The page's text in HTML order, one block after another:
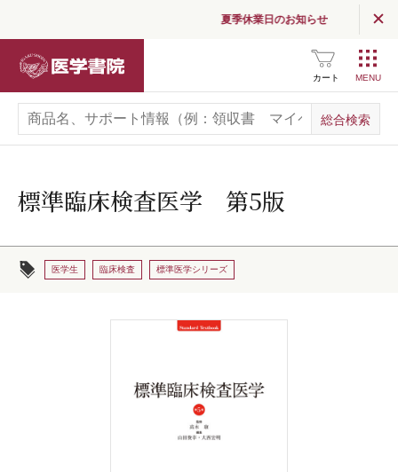
夏季休業日のお知らせ
カート
標準臨床検査医学 第5版
医学生 臨床検査 標準医学シリーズ